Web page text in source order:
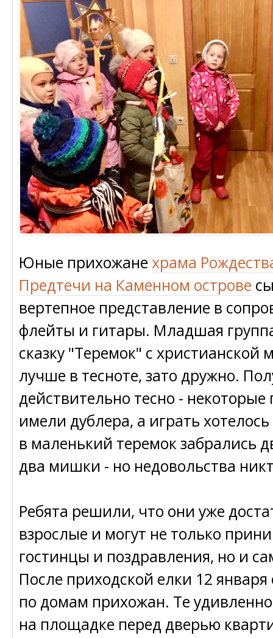
Юные прихожане храма
Предтечи на Каменном острове
вертепное представление в
флейты и гитары. Младшая
сказку "Теремок" с
лучше в тесноте, зато дружно.
действительно тесно -
имели дублера, а играть
в маленький теремок забрались
два мишки - но недовольства
Ребята решили, что они уже
взрослые и могут не только
гостинцы и поздравления, но и
После приходской елки 12
по домам прихожан. Те
на площадке перед дверью